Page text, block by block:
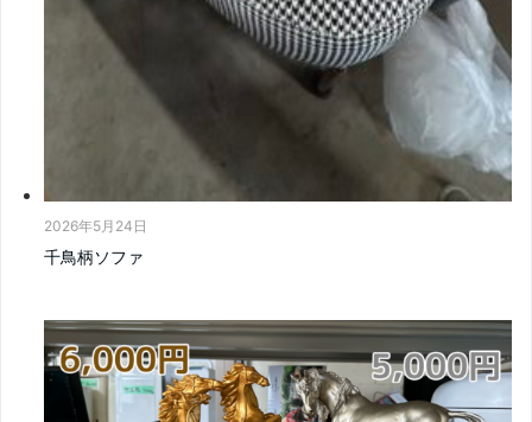
2026年5月24日
千鳥柄ソファ